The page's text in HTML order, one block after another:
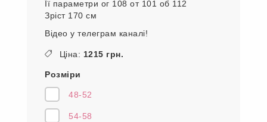
Її параметри ог 108 от 101 об 112
Зріст 170 см
Відео у телеграм каналі!
Ціна: 1215 грн.
Розміри
48-52
54-58